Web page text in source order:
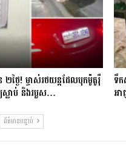
២​ថ្ងៃ​! ម្ចាស់​រថយន្ត​ដែល​បុក​ម៉ូតូ​រ៉ឺ​
លាប់ និង​របួស…
ទឹ
អា
ព័ត៌មានបន្ទាប់